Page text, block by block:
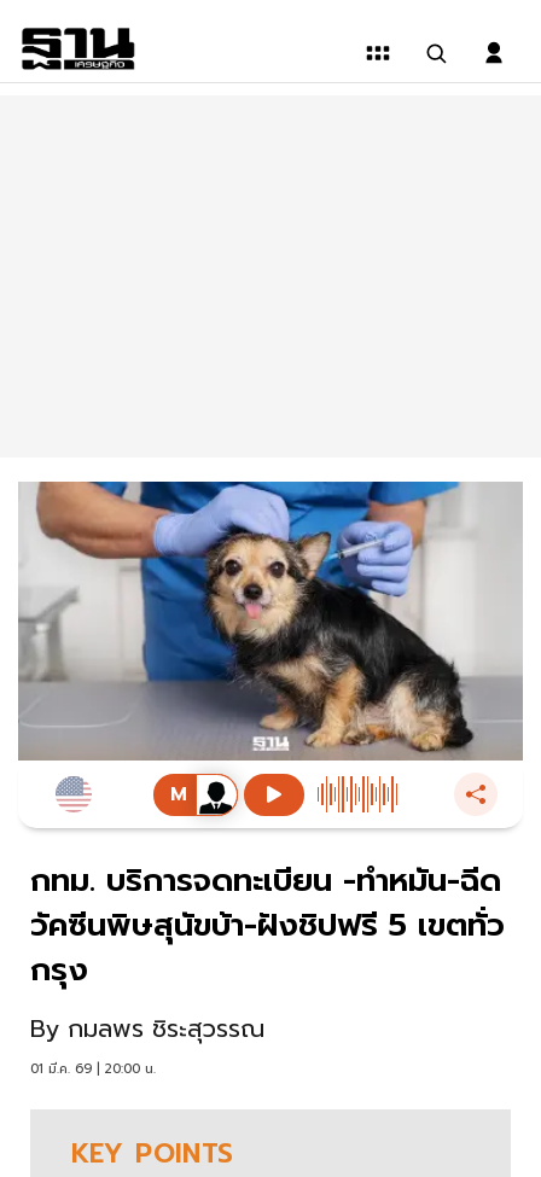
กทม. บริการจดทะเบียน -ทำหมัน-ฉีด
วัคซีนพิษสุนัขบ้า-ฝังชิปฟรี 5 เขตทั่ว
กรุง
By กมลพร ชิระสุวรรณ
01 มี.ค. 69 | 20:00 น.
KEY POINTS